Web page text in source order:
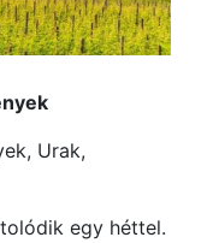
Urak,
egy héttel.